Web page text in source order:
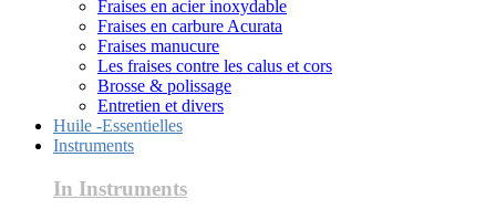
Fraises en acier inoxydable
Fraises en carbure Acurata
Fraises manucure
Les fraises contre les calus et cors
Brosse & polissage
Entretien et divers
Huile -Essentielles
Instruments
In Instruments